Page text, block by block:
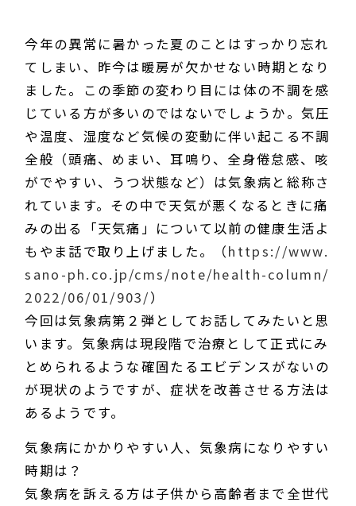
今年の異常に暑かった夏のことはすっかり忘れ
てしまい、昨今は暖房が欠かせない時期となり
ました。この季節の変わり目には体の不調を感
じている方が多いのではないでしょうか。気圧
や温度、湿度など気候の変動に伴い起こる不調
全般（頭痛、めまい、耳鳴り、全身倦怠感、咳
がでやすい、うつ状態など）は気象病と総称さ
れています。その中で天気が悪くなるときに痛
みの出る「天気痛」について以前の健康生活よ
もやま話で取り上げました。（https://www.
sano-ph.co.jp/cms/note/health-column/
2022/06/01/903/）
今回は気象病第２弾としてお話してみたいと思
います。気象病は現段階で治療として正式にみ
とめられるような確固たるエビデンスがないの
が現状のようですが、症状を改善させる方法は
あるようです。
気象病にかかりやすい人、気象病になりやすい
時期は？
気象病を訴える方は子供から高齢者まで全世代